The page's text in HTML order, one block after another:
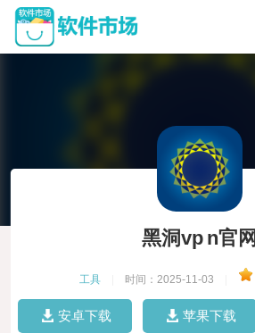
黑洞vp n官网
工具 时间：2025-11-03
安卓下载 苹果下载